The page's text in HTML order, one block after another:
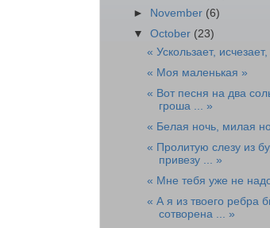
►
November (6)
▼October (23)
« Ускользает,
« Моя маленькая »
« Вот песня на два
гроша ... »
« Белая ночь, милая
« Пролитую слезу из
привезу ... »
« Мне тебя уже не
« А я из твоего ребра
сотворена ... »